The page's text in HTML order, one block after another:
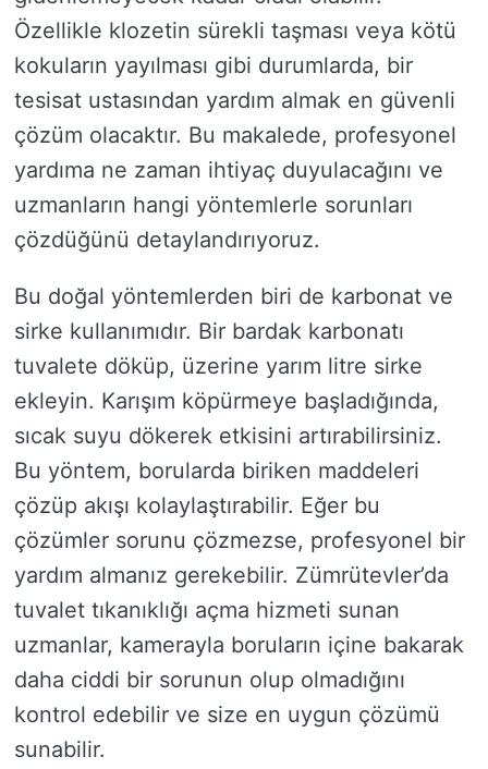
Özellikle klozetin sürekli taşması veya kötü
kokuların yayılması gibi durumlarda, bir
tesisat ustasından yardım almak en güvenli
çözüm olacaktır. Bu makalede, profesyonel
yardıma ne zaman ihtiyaç duyulacağını ve
uzmanların hangi yöntemlerle sorunları
çözdüğünü detaylandırıyoruz.
Bu doğal yöntemlerden biri de karbonat ve
sirke kullanımıdır. Bir bardak karbonatı
tuvalete döküp, üzerine yarım litre sirke
ekleyin. Karışım köpürmeye başladığında,
sıcak suyu dökerek etkisini artırabilirsiniz.
Bu yöntem, borularda biriken maddeleri
çözüp akışı kolaylaştırabilir. Eğer bu
çözümler sorunu çözmezse, profesyonel bir
yardım almanız gerekebilir. Zümrütevler’da
tuvalet tıkanıklığı açma hizmeti sunan
uzmanlar, kamerayla boruların içine bakarak
daha ciddi bir sorunun olup olmadığını
kontrol edebilir ve size en uygun çözümü
sunabilir.